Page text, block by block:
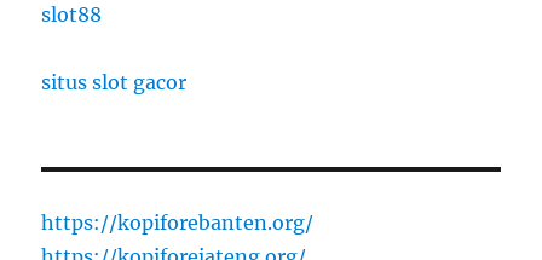
slot88
situs slot gacor
https://kopiforebanten.org/